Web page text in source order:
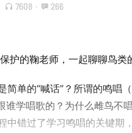
7608 · 266
护的鞠老师，一起聊聊鸟类
单的“喊话”？所谓的鸣唱（
学唱歌的？为什么雌鸟不
中错过了学习鸣唱的关键期